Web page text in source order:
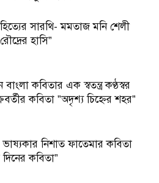
সারথি- মমতাজ মনি শেলী
হাসি”
কবিতার এক স্বতন্ত্র কণ্ঠস্বর
কবিতা ”অদৃশ্য চিহ্নের শহর”
ভাষ্যকার নিশাত ফাতেমার কবিতা
দিনের কবিতা”